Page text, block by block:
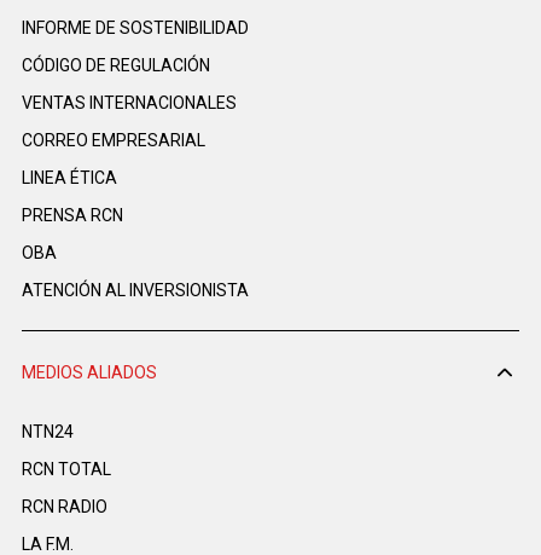
INFORME DE SOSTENIBILIDAD
CÓDIGO DE REGULACIÓN
VENTAS INTERNACIONALES
CORREO EMPRESARIAL
LINEA ÉTICA
PRENSA RCN
OBA
ATENCIÓN AL INVERSIONISTA
MEDIOS ALIADOS
NTN24
RCN TOTAL
RCN RADIO
LA F.M.